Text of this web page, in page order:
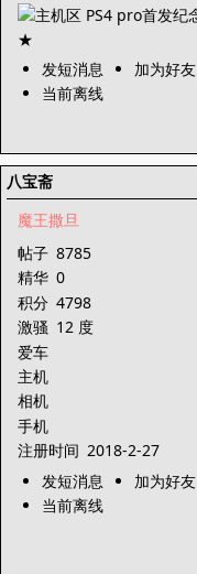
发短消息
加为好友
当前离线
八宝斋
魔王撒旦
帖子 8785
精华 0
积分 4798
激骚 12 度
爱车
主机
相机
手机
注册时间 2018-2-27
发短消息
加为好友
当前离线